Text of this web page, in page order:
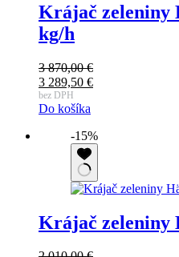
Krájač zeleniny
kg/h
3 870,00€
Pôvodná
cena
bola:
870,00 €.
3 289,50 €
Aktuálna
cena
289,50 €.
bez DPH
Do košíka
-15%
Krájač